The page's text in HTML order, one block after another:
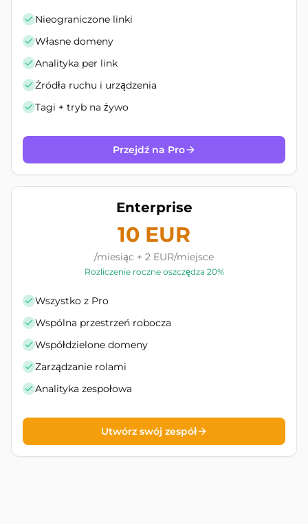
Nieograniczone linki
Własne domeny
Analityka per link
Źródła ruchu i urządzenia
Tagi + tryb na żywo
Przejdź na Pro
Enterprise
10 EUR
/miesiąc + 2 EUR/miejsce
Rozliczenie roczne oszczędza 20%
Wszystko z Pro
Wspólna przestrzeń robocza
Współdzielone domeny
Zarządzanie rolami
Analityka zespołowa
Utwórz swój zespół